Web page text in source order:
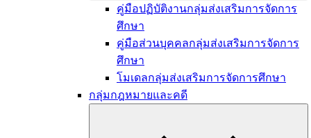
คู่มือปฏิบัติงานกลุ่มส่งเสริมการจัดการ
ศึกษา
คู่มือส่วนบุคคลกลุ่มส่งเสริมการจัดการ
ศึกษา
โมเดลกลุ่มส่งเสริมการจัดการศึกษา
กลุ่มกฎหมายและคดี